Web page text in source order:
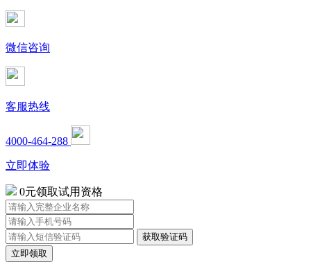
微信咨询
客服热线
4000-464-288
立即体验
0元领取试用资格
立即领取